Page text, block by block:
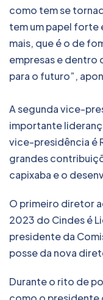
como tem se
tem um papel forte
mais, que é o de
empresas e dentro
para o futuro”,
A segunda vice-
importante
vice-presidência é
grandes
capixaba e o
O primeiro diretor
2023 do Cindes é
presidente da
posse da nova
Durante o rito de